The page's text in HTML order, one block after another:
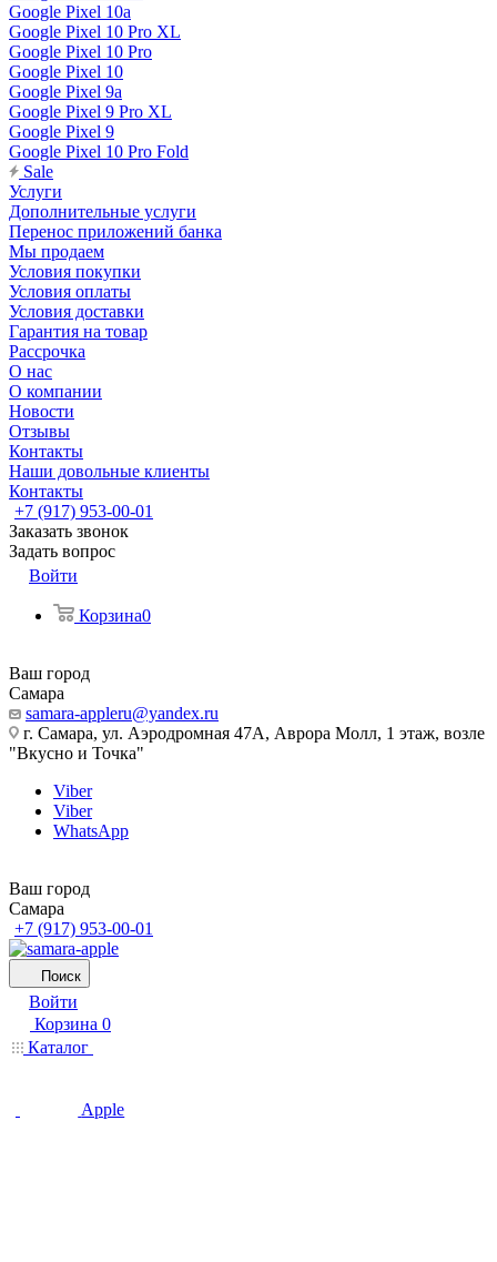
Google Pixel 10a
Google Pixel 10 Pro XL
Google Pixel 10 Pro
Google Pixel 10
Google Pixel 9a
Google Pixel 9 Pro XL
Google Pixel 9
Google Pixel 10 Pro Fold
Sale
Услуги
Дополнительные услуги
Перенос приложений банка
Мы продаем
Условия покупки
Условия оплаты
Условия доставки
Гарантия на товар
Рассрочка
О нас
О компании
Новости
Отзывы
Контакты
Наши довольные клиенты
Контакты
+7 (917) 953-00-01
Заказать звонок
Задать вопрос
Войти
Корзина0
Ваш город
Самара
samara-appleru@yandex.ru
г. Самара, ул. Аэродромная 47А, Аврора Молл, 1 этаж, возле
"Вкусно и Точка"
Viber
Viber
WhatsApp
Ваш город
Самара
+7 (917) 953-00-01
Поиск
Войти
Корзина 0
Каталог
Apple